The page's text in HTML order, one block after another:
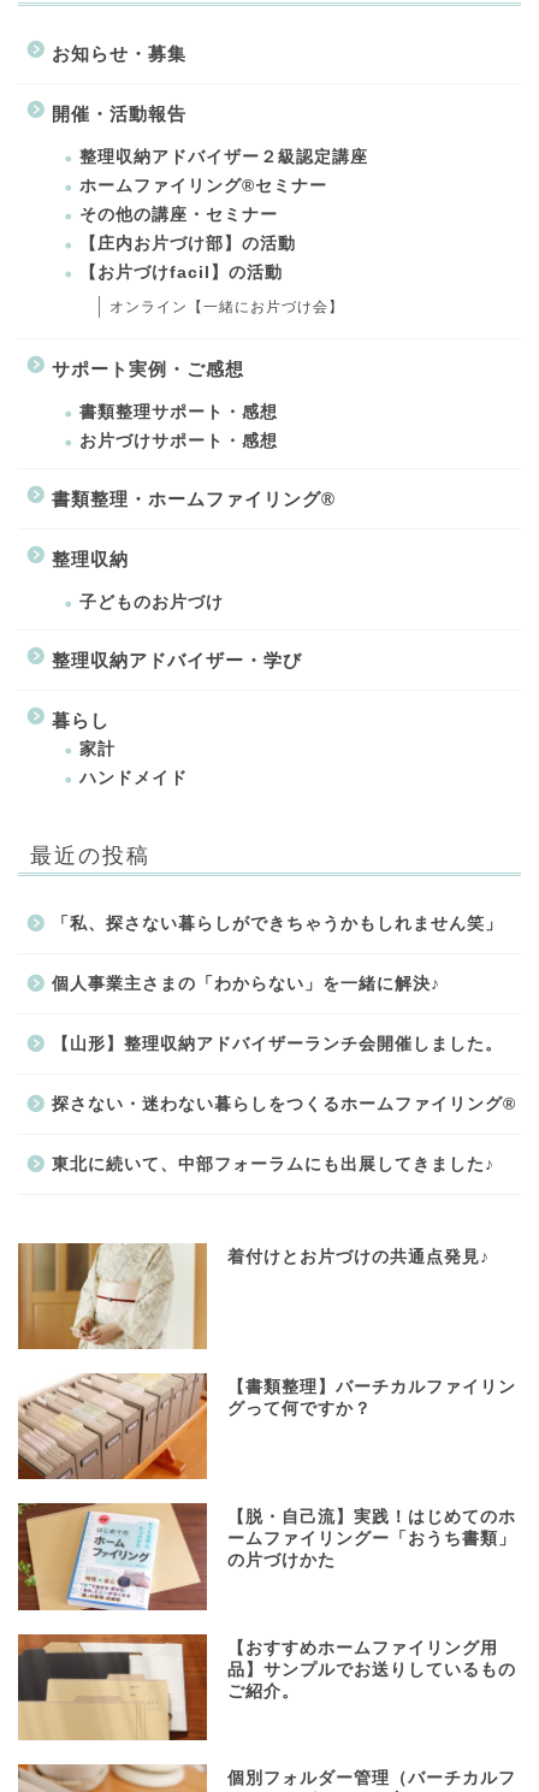
お知らせ・募集
開催・活動報告
整理収納アドバイザー２級認定講座
ホームファイリング®セミナー
その他の講座・セミナー
【庄内お片づけ部】の活動
【お片づけfacil】の活動
オンライン【一緒にお片づけ会】
サポート実例・ご感想
書類整理サポート・感想
お片づけサポート・感想
書類整理・ホームファイリング®
整理収納
子どものお片づけ
整理収納アドバイザー・学び
暮らし
家計
ハンドメイド
最近の投稿
「私、探さない暮らしができちゃうかもしれません笑」
個人事業主さまの「わからない」を一緒に解決♪
【山形】整理収納アドバイザーランチ会開催しました。
探さない・迷わない暮らしをつくるホームファイリング®
東北に続いて、中部フォーラムにも出展してきました♪
着付けとお片づけの共通点発見♪
【書類整理】バーチカルファイリン
グって何ですか？
【脱・自己流】実践！はじめてのホ
ームファイリングー「おうち書類」
の片づけかた
【おすすめホームファイリング用
品】サンプルでお送りしているもの
ご紹介。
個別フォルダー管理（バーチカルフ